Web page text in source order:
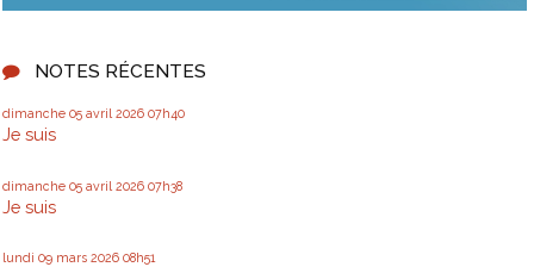
NOTES RÉCENTES
dimanche 05 avril 2026 07h40
Je suis
dimanche 05 avril 2026 07h38
Je suis
lundi 09 mars 2026 08h51